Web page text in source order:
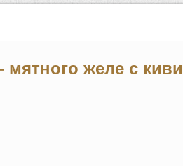
мятного желе с киви